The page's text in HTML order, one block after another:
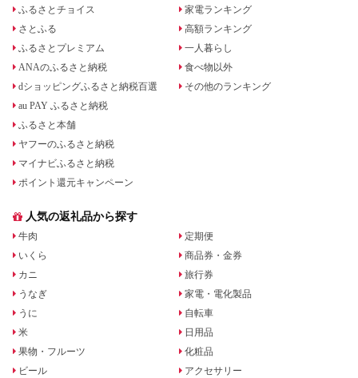
ふるさとチョイス
さとふる
ふるさとプレミアム
ANAのふるさと納税
dショッピングふるさと納税百選
au PAY ふるさと納税
ふるさと本舗
ヤフーのふるさと納税
マイナビふるさと納税
ポイント還元キャンペーン
家電ランキング
高額ランキング
一人暮らし
食べ物以外
その他のランキング
人気の返礼品から探す
牛肉
いくら
カニ
うなぎ
うに
米
果物・フルーツ
ビール
定期便
商品券・金券
旅行券
家電・電化製品
自転車
日用品
化粧品
アクセサリー